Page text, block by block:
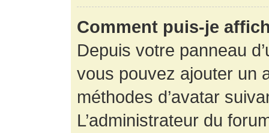
Comment puis-je
Depuis votre panneau
vous pouvez ajouter un
méthodes d’avatar
L’administrateur du